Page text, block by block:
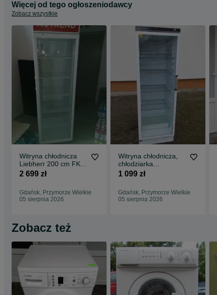
Więcej od tego ogłoszeniodawcy
Zobacz wszystkie
Witryna chłodnicza
Liebherr 200 cm FKD
4203 , Chłodziarka
2 699 zł
Gdańsk, Przymorze Wielkie
05 sierpnia 2026
Witryna chłodnicza,
chłodziarka
przeszklona, lada
1 099 zł
Gdańsk, Przymorze Wielkie
05 sierpnia 2026
Zobacz też